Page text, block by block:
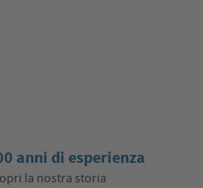
anni di esperienza
la nostra storia